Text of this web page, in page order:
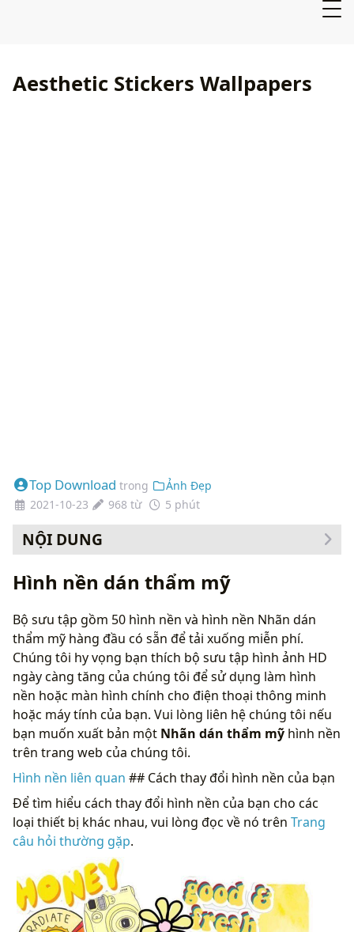
Aesthetic Stickers Wallpapers
Top Download trong
Ảnh Đẹp
2021-10-23
968 từ 5 phút
NỘI DUNG
Hình nền dán thẩm mỹ
Bộ sưu tập gồm 50 hình nền và hình nền Nhãn dán
thẩm mỹ hàng đầu có sẵn để tải xuống miễn phí.
Chúng tôi hy vọng bạn thích bộ sưu tập hình ảnh HD
ngày càng tăng của chúng tôi để sử dụng làm hình
nền hoặc màn hình chính cho điện thoại thông minh
hoặc máy tính của bạn. Vui lòng liên hệ chúng tôi nếu
bạn muốn xuất bản một Nhãn dán thẩm mỹ hình nền
trên trang web của chúng tôi.
Hình nền liên quan ## Cách thay đổi hình nền của bạn
Để tìm hiểu cách thay đổi hình nền của bạn cho các
loại thiết bị khác nhau, vui lòng đọc về nó trên Trang
câu hỏi thường gặp.